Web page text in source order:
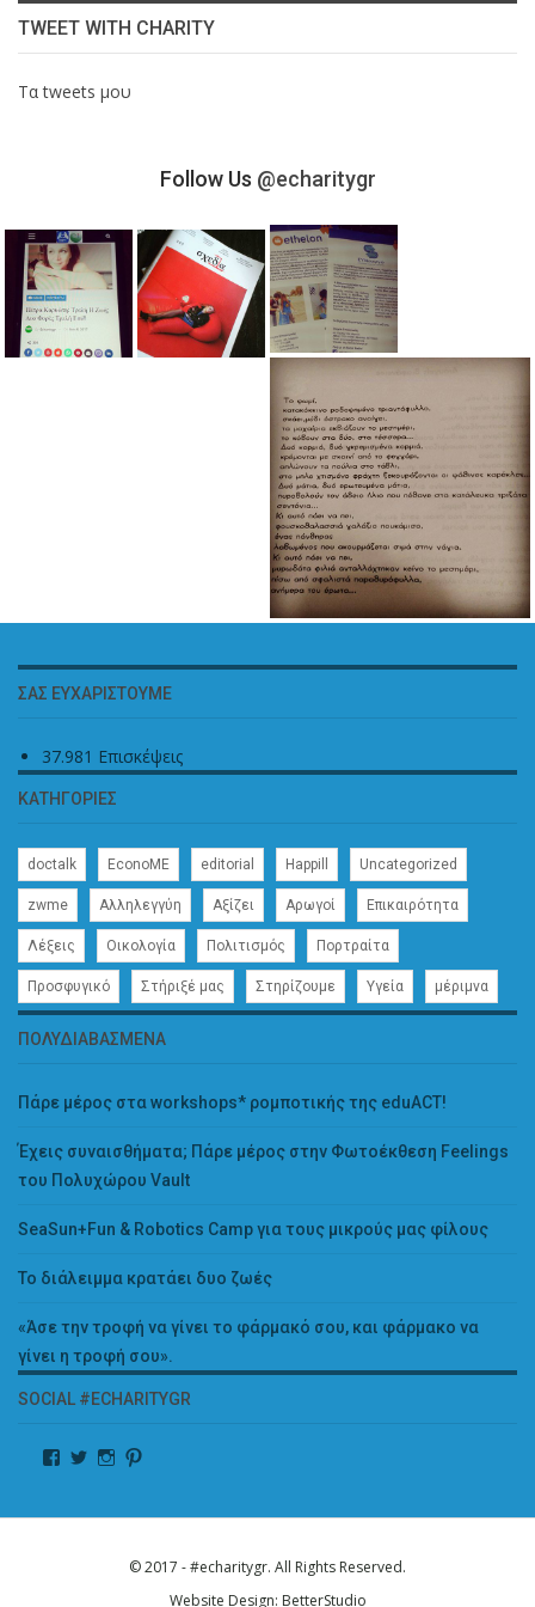
TWEET WITH CHARITY
Τα tweets μου
Follow Us @echaritygr
ΣΑΣ ΕΥΧΑΡΙΣΤΟΎΜΕ
37.981 Επισκέψεις
ΚΑΤΗΓΟΡΊΕΣ
doctalk EconoME editorial Happill Uncategorized
zwme Αλληλεγγύη Αξίζει Αρωγοί Επικαιρότητα
Λέξεις Οικολογία Πολιτισμός Πορτραίτα
Προσφυγικό Στήριξέ μας Στηρίζουμε Υγεία μέριμνα
ΠΟΛΥΔΙΑΒΑΣΜΈΝΑ
Πάρε μέρος στα workshops* ρομποτικής της eduACT!
Έχεις συναισθήματα; Πάρε μέρος στην Φωτοέκθεση Feelings
του Πολυχώρου Vault
SeaSun+Fun & Robotics Camp για τους μικρούς μας φίλους
Το διάλειμμα κρατάει δυο ζωές
«Άσε την τροφή να γίνει το φάρμακό σου, και φάρμακο να
γίνει η τροφή σου».
SOCIAL #ECHARITYGR
© 2017 - #echaritygr. All Rights Reserved.
Website Design: BetterStudio